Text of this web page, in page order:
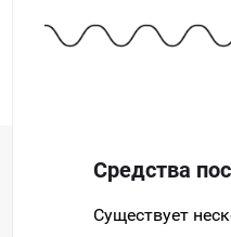
Для фиксации макияжа
Базы под тени
косметики всегда в
Туши для ресниц
Средства
Существует